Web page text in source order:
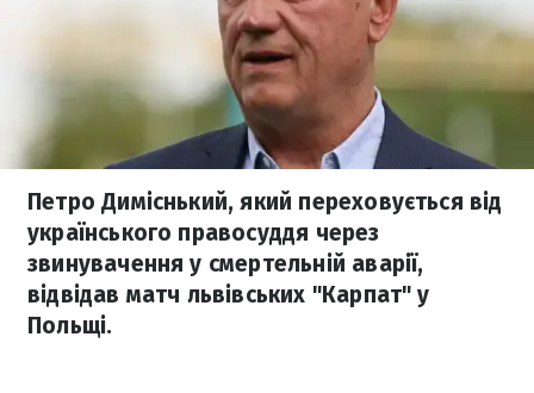
Петро Диміснький, який переховується від
українського правосуддя через
звинувачення у смертельній аварії,
відвідав матч львівських "Карпат" у
Польщі.